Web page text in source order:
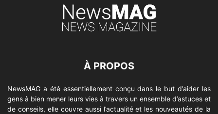
À PROPOS
NewsMAG a été essentiellement conçu dans le but d’aider les
gens à bien mener leurs vies à travers un ensemble d’astuces et
de conseils, elle couvre aussi l’actualité et les nouveautés de la